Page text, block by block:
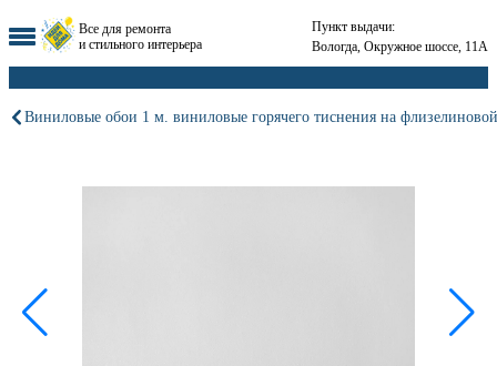
Все для ремонта
и стильного интерьера
Пункт выдачи:
Вологда, Окружное шоссе, 11А
Виниловые обои 1 м. виниловые горячего тиснения на